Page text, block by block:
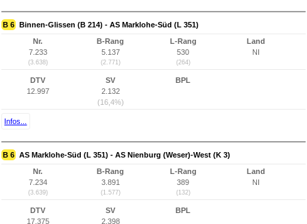
B 6 Binnen-Glissen (B 214) - AS Marklohe-Süd (L 351)
Nr.
7.233
(3.638)
B-Rang
5.137
(2.771)
L-Rang
530
(264)
Land
NI
DTV
12.997
SV
2.132
(16,4%)
BPL
Infos...
B 6 AS Marklohe-Süd (L 351) - AS Nienburg (Weser)-West (K 3)
Nr.
7.234
(3.639)
B-Rang
3.891
(1.577)
L-Rang
389
(132)
Land
NI
DTV
17.375
SV
2.398
BPL